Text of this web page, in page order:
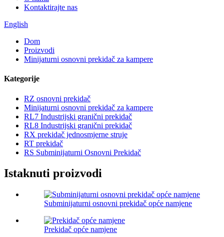
Kontaktirajte nas
English
Dom
Proizvodi
Minijaturni osnovni prekidač za kampere
Kategorije
RZ osnovni prekidač
Minijaturni osnovni prekidač za kampere
RL7 Industrijski granični prekidač
RL8 Industrijski granični prekidač
RX prekidač jednosmjerne struje
RT prekidač
RS Subminijaturni Osnovni Prekidač
Istaknuti proizvodi
Subminijaturni osnovni prekidač opće namjene
Prekidač opće namjene